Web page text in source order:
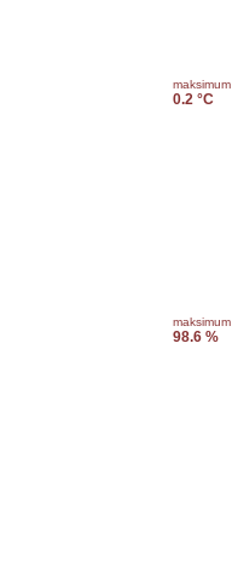
maksimum
0.2 °C
maksimum
98.6 %